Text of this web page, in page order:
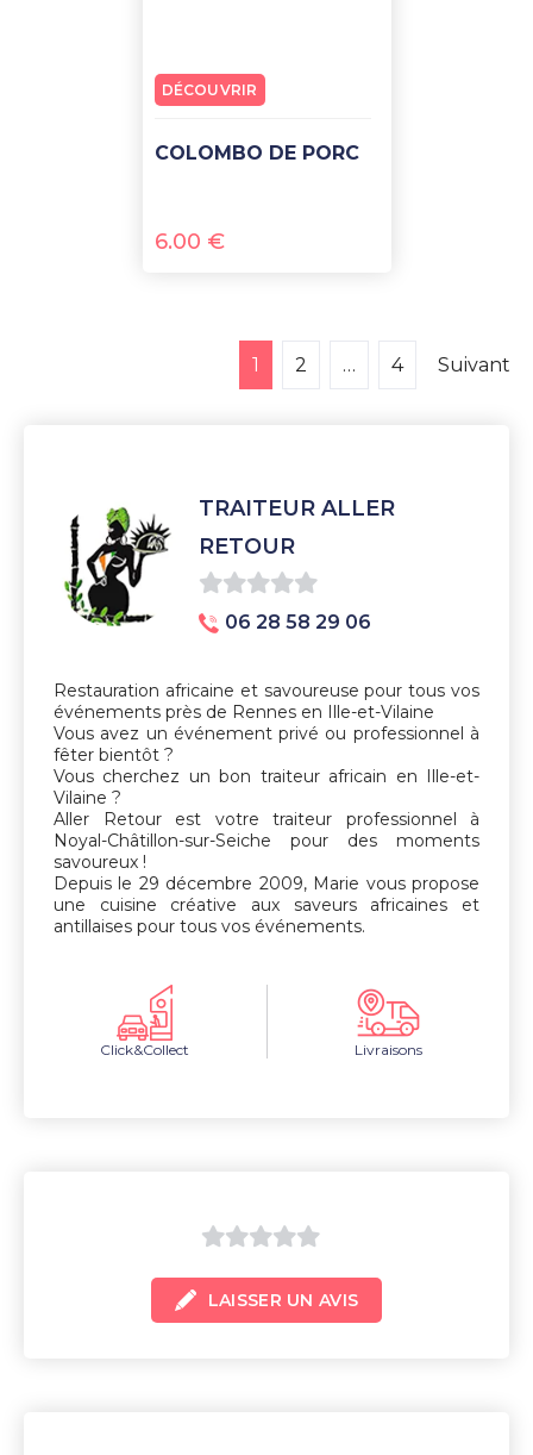
COLOMBO DE PORC
6.00 €
DÉCOUVRIR
1 2 … 4 Suivant
TRAITEUR ALLER
RETOUR
0
5
06 28 58 29 06
Restauration africaine et savoureuse pour tous vos
événements près de Rennes en Ille-et-Vilaine
Vous avez un événement privé ou professionnel à
fêter bientôt ?
Vous cherchez un bon traiteur africain en Ille-et-
Vilaine ?
Aller Retour est votre traiteur professionnel à
Noyal-Châtillon-sur-Seiche pour des moments
savoureux !
Depuis le 29 décembre 2009, Marie vous propose
une cuisine créative aux saveurs africaines et
antillaises pour tous vos événements.
Click&Collect Livraisons
sur
LAISSER UN AVIS